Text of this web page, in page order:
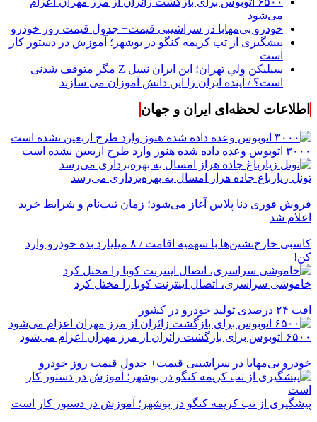
می‌شود
خودرو بی‌مهابا در سراشیبی قیمت+ جدول قیمت روز خودرو
پیشگیری از تب کریمه کنگو در بوشهر؛ آموزش در دستور کار
است
سیلیکن ولیِ تهران؛ این ایران نسل Z مگر متوقف شدنی
است؟ / آینده ایران را این دانش آموزان می سازند
اطلاعات لحظه‌ای ایران و جهان
۳۰۰۰ اتوبوس وعده داده شده هنوز وارد طرح اربعین نشده است
تونل زیارباغ جاده هراز امسال به بهره‌برداری می‌رسد
فروش فوری دنا پلاس آغاز می‌شود؛ زمان ثبت‌نام و شرایط خرید
اعلام شد
کاسبی خارج‌نشین‌ها با سهمیه اقامت / ۸ میلیارد بده خودرو وارد
کن!
خاموشی سراسری، اتصال اینترنت کوبا را مختل کرد
افت ۲۴ درصدی تولید خودرو در کشور
۶۵۰۰ اتوبوس برای بازگشت زائران از مرز مهران اعزام می‌شود
خودرو بی‌مهابا در سراشیبی قیمت+ جدول قیمت روز خودرو
پیشگیری از تب کریمه کنگو در بوشهر؛ آموزش در دستور کار است